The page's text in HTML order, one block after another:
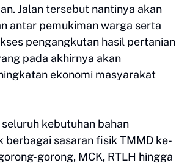
Jalan tersebut nantinya akan
antar pemukiman warga serta
pengangkutan hasil pertanian
pada akhirnya akan
ekonomi masyarakat
kebutuhan bahan
berbagai sasaran fisik TMMD ke-
gorong, MCK, RTLH hingga